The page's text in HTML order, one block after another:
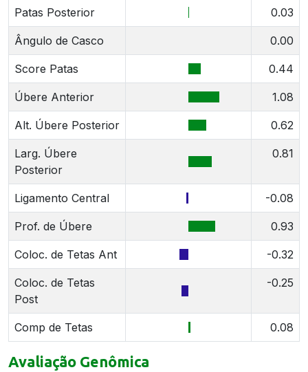
Patas Posterior 0.03
Ângulo de Casco 0.00
Score Patas 0.44
Úbere Anterior 1.08
Alt. Úbere Posterior 0.62
Larg. Úbere
Posterior
0.81
Ligamento Central -0.08
Prof. de Úbere 0.93
Coloc. de Tetas Ant -0.32
Coloc. de Tetas
Post
-0.25
Comp de Tetas 0.08
Avaliação Genômica